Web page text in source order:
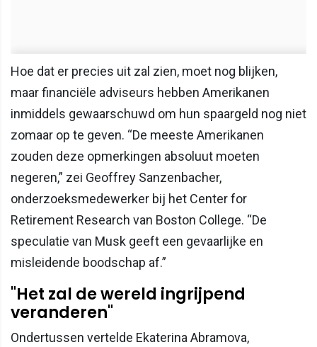
Hoe dat er precies uit zal zien, moet nog blijken,
maar financiële adviseurs hebben Amerikanen
inmiddels gewaarschuwd om hun spaargeld nog niet
zomaar op te geven. “De meeste Amerikanen
zouden deze opmerkingen absoluut moeten
negeren,” zei Geoffrey Sanzenbacher,
onderzoeksmedewerker bij het Center for
Retirement Research van Boston College. “De
speculatie van Musk geeft een gevaarlijke en
misleidende boodschap af.”
"Het zal de wereld ingrijpend
veranderen"
Ondertussen vertelde Ekaterina Abramova,